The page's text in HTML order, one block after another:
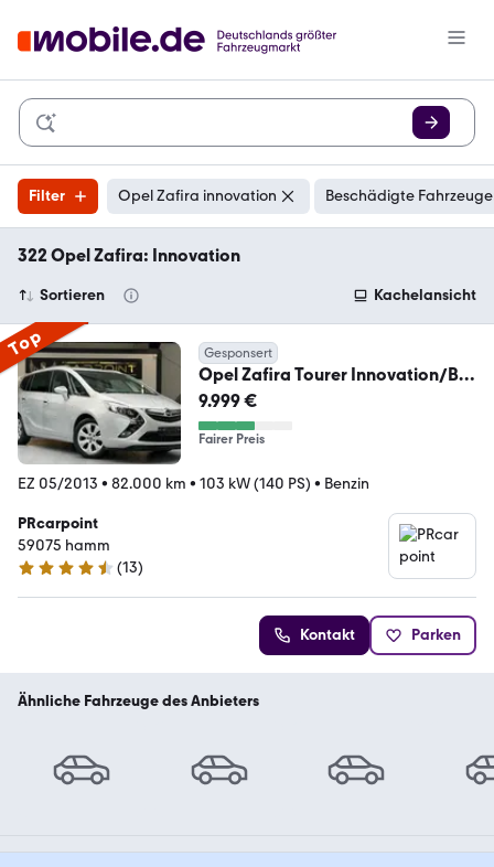
Filter Opel Zafira innovation Beschädigte
322 Opel Zafira: Innovation
Sortieren Kachelansicht
Top Gesponsert
Opel Zafira Tourer Innovation/Bi-
Xenon/CAM/Navi/BT
9.999 €
Fairer Preis
EZ 05/2013 • 82.000 km • 103 kW (140 PS) • Benzin
PRcarpoint
59075 hamm
4.5 Sterne
(13)
Kontakt Parken
Ähnliche Fahrzeuge des Anbieters